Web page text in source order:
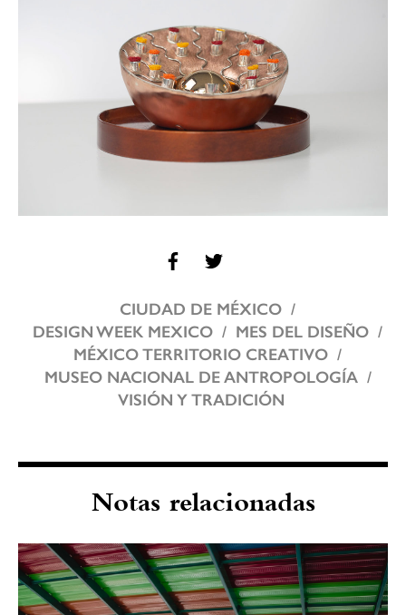
CIUDAD DE MÉXICO
DESIGN WEEK MEXICO
MES DEL DISEÑO
MÉXICO TERRITORIO CREATIVO
MUSEO NACIONAL DE ANTROPOLOGÍA
VISIÓN Y TRADICIÓN
Notas relacionadas